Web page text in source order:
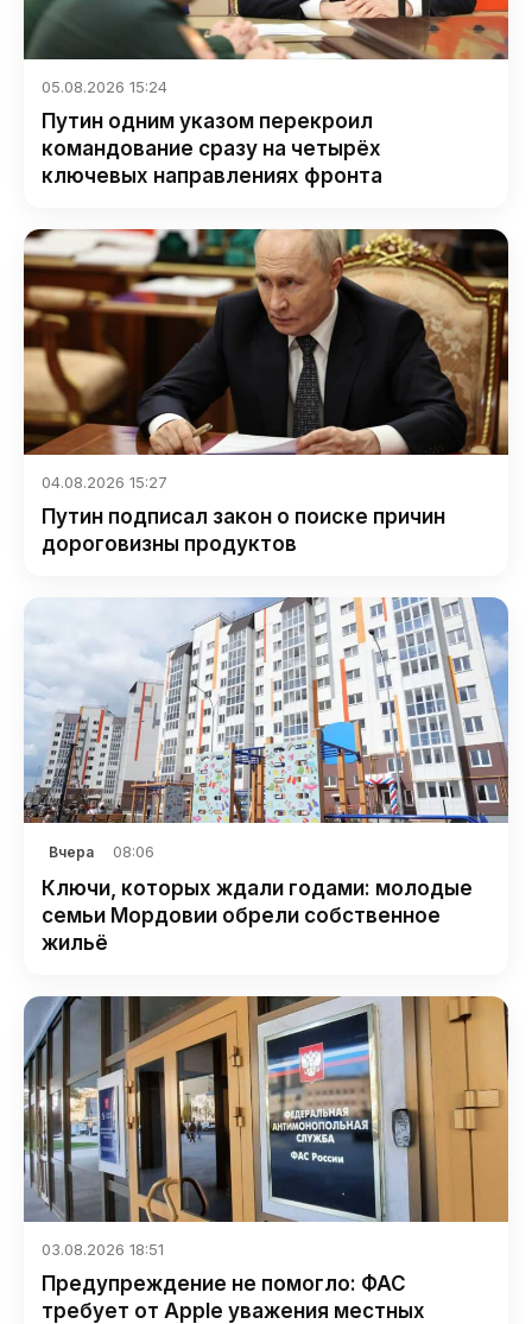
05.08.2026 15:24
Путин одним указом перекроил
командование сразу на четырёх
ключевых направлениях фронта
04.08.2026 15:27
Путин подписал закон о поиске причин
дороговизны продуктов
Вчера 08:06
Ключи, которых ждали годами: молодые
семьи Мордовии обрели собственное
жильё
03.08.2026 18:51
Предупреждение не помогло: ФАС
требует от Apple уважения местных